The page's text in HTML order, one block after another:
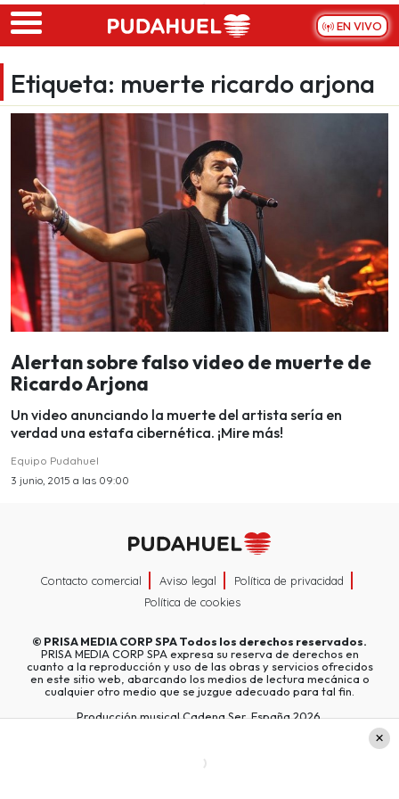
Skip to main content
EN VIVO
Etiqueta: muerte ricardo arjona
Alertan sobre falso video de muerte de
Ricardo Arjona
Un video anunciando la muerte del artista sería en
verdad una estafa cibernética. ¡Mire más!
Equipo Pudahuel
3 junio, 2015 a las 09:00
Contacto comercial Aviso legal
Política de privacidad
Política de cookies
© PRISA MEDIA CORP SPATodos los derechos reservados.
PRISA MEDIA CORP SPA expresa su reserva de derechos en
cuanto a la reproducción y uso de las obras y servicios ofrecidos
en este sitio web, abarcando los medios de lectura mecánica o
cualquier otro medio que se juzgue adecuado para tal fin.
Producción musical Cadena Ser, España 2026.